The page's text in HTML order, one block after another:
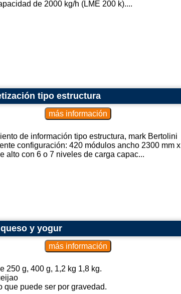
de 2000 kg/h (LME 200 k)....
tipo estructura
de información tipo estructura, mark Bertolini
configuración: 420 módulos ancho 2300 mm x
alto con 6 o 7 niveles de carga capac...
y yogur
250 g, 400 g, 1,2 kg 1,8 kg.
que puede ser por gravedad.